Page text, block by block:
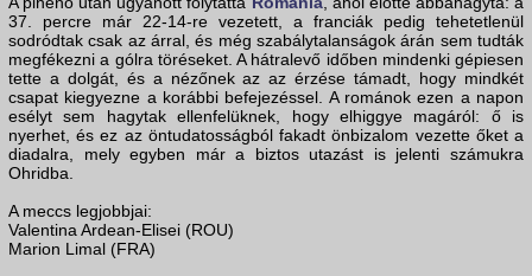
37. percre már 22-14-re vezetett, a franciák pedig tehetetlenül
sodródtak csak az árral, és még szabálytalanságok árán sem tudták
megfékezni a gólra töréseket. A hátralevő időben mindenki gépiesen
tette a dolgát, és a nézőnek az az érzése támadt, hogy mindkét
csapat kiegyezne a korábbi befejezéssel. A románok ezen a napon
esélyt sem hagytak ellenfelüknek, hogy elhiggye magáról: ő is
nyerhet, és ez az öntudatosságból fakadt önbizalom vezette őket a
diadalra, mely egyben már a biztos utazást is jelenti számukra
Ohridba.
A meccs legjobbjai:
Valentina Ardean-Elisei (ROU)
Marion Limal (FRA)